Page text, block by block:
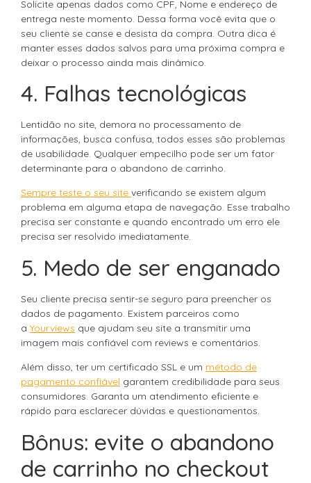
Solicite apenas dados como CPF, Nome e endereço de
entrega neste momento. Dessa forma você evita que o
seu cliente se canse e desista da compra. Outra dica é
manter esses dados salvos para uma próxima compra e
deixar o processo ainda mais dinâmico.
4. Falhas tecnológicas
Lentidão no site, demora no processamento de
informações, busca confusa, todos esses são problemas
de usabilidade. Qualquer empecilho pode ser um fator
determinante para o abandono de carrinho.
Sempre teste o seu site verificando se existem algum
problema em alguma etapa de navegação. Esse trabalho
precisa ser constante e quando encontrado um erro ele
precisa ser resolvido imediatamente.
5. Medo de ser enganado
Seu cliente precisa sentir-se seguro para preencher os
dados de pagamento. Existem parceiros como
a Yourviews que ajudam seu site a transmitir uma
imagem mais confiável com reviews e comentários.
Além disso, ter um certificado SSL e um método de
pagamento confiável garantem credibilidade para seus
consumidores. Garanta um atendimento eficiente e
rápido para esclarecer dúvidas e questionamentos.
Bônus: evite o abandono
de carrinho no checkout